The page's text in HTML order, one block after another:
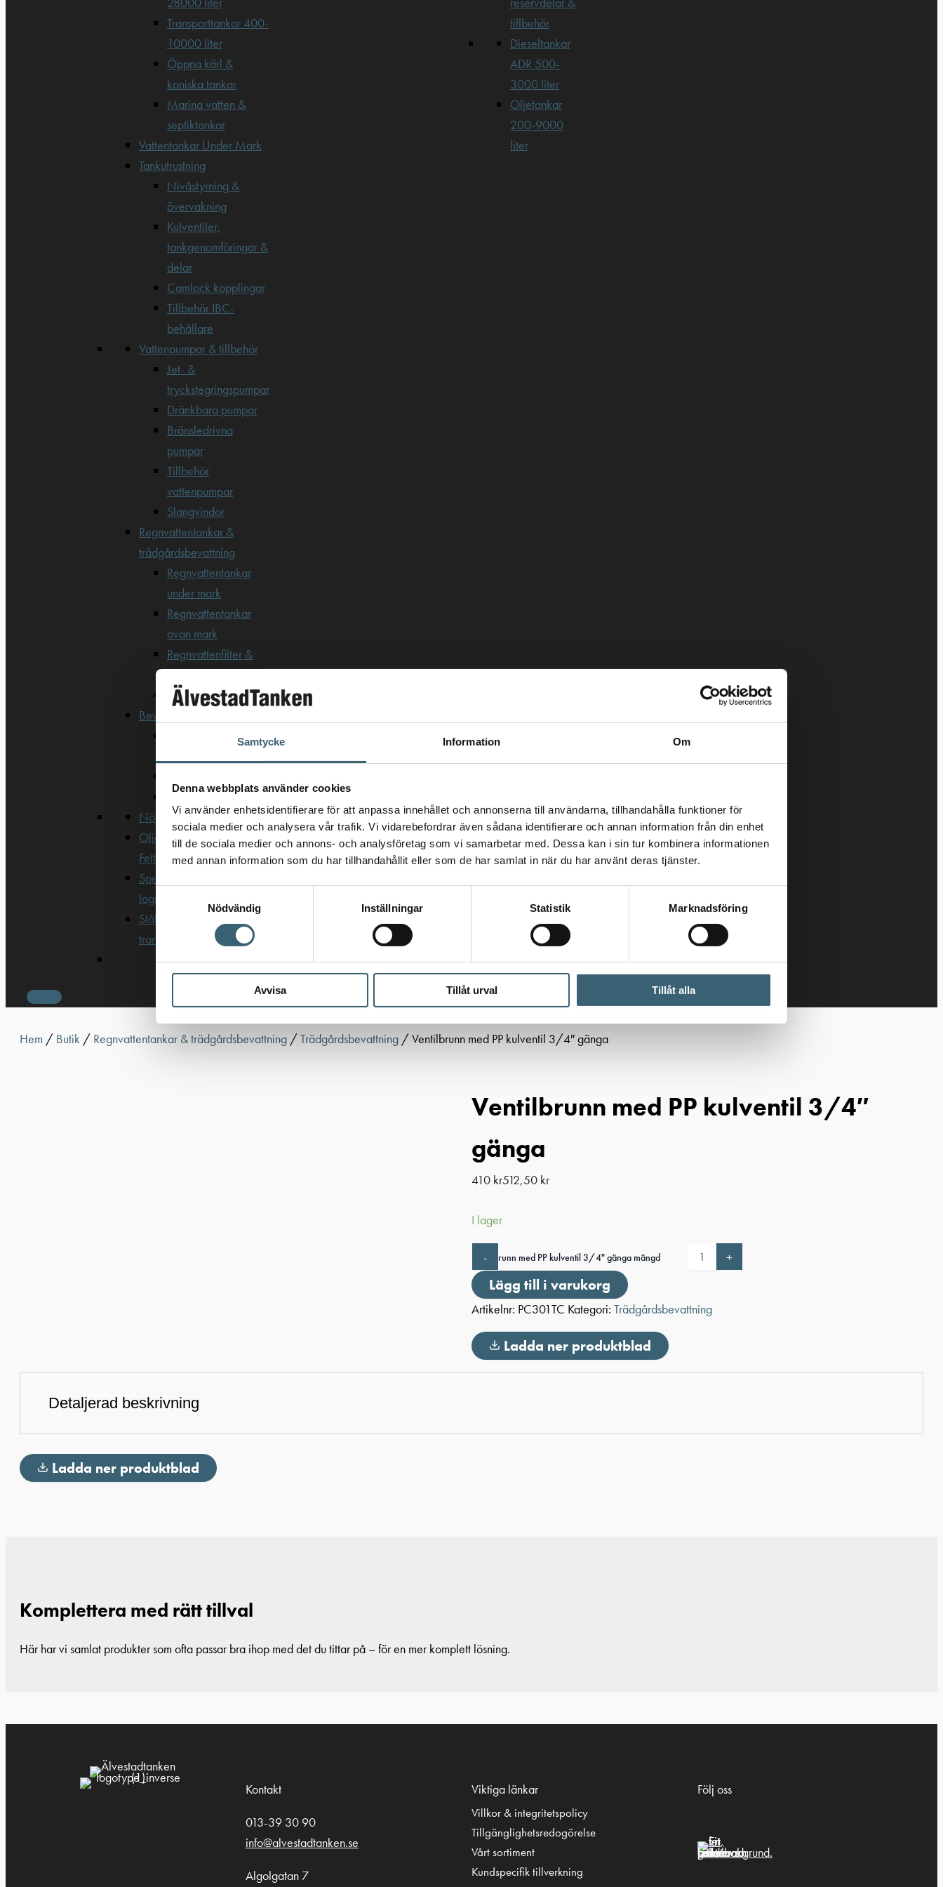
Samtycke Information Om
Denna webbplats använder cookies
Vi använder enhetsidentifierare för att anpassa innehållet och annonserna till användarna, tillhandahålla funktioner för
sociala medier och analysera vår trafik. Vi vidarebefordrar även sådana identifierare och annan information från din enhet
till de sociala medier och annons- och analysföretag som vi samarbetar med. Dessa kan i sin tur kombinera informationen
med annan information som du har tillhandahållit eller som de har samlat in när du har använt deras tjänster.
Nödvändig
Inställningar Statistik Marknadsföring
Avvisa Tillåt urval Tillåt alla
Transporttankar 400-
10000 liter
Öppna kärl &
koniska tankar
Marina vatten &
septiktankar
Vattentankar Under Mark
Tankutrustning
Nivåstyrning &
övervakning
Kulventiler,
tankgenomföringar &
delar
Camlock kopplingar
Tillbehör IBC-
behållare
Vattenpumpar & tillbehör
Jet- &
tryckstegringspumpar
Dränkbara pumpar
Bränsledrivna
pumpar
Tillbehör
vattenpumpar
Slangvindor
Regnvattentankar &
trädgårdsbevattning
Regnvattentankar
under mark
Regnvattentankar
ovan mark
Regnvattenfilter &
lövsilar
Trädgårdsbevattning
Bevattning & underhåll
Bufferttankar till
Vattenvagnar
Nödvattenutrustning
Oljeavskiljare &
Fettavskiljare
Specialsvetsade
lagringstankar
Ståltankar för lagring,
transport & process
tillbehör
Dieseltankar
ADR 500-
3000 liter
Oljetankar
200-9000
liter
Hem / Butik / Regnvattentankar & trädgårdsbevattning /Trädgårdsbevattning / Ventilbrunn med PP kulventil 3/4″ gänga
Ventilbrunn med PP kulventil 3/4″
gänga
410 kr512,50 kr
I lager
-
Ventilbrunn med PP kulventil 3/4" gänga mängd +
Lägg till i varukorg
Artikelnr: PC301TC Kategori: Trädgårdsbevattning
Ladda ner produktblad
Detaljerad beskrivning
Ladda ner produktblad
Komplettera med rätt tillval
Här har vi samlat produkter som ofta passar bra ihop med det du tittar på – för en mer komplett lösning.
Kontakt
013-39 30 90
info@alvestadtanken.se
Algolgatan 7
Viktiga länkar
Villkor & integritetspolicy
Tillgänglighetsredogörelse
Vårt sortiment
Kundspecifik tillverkning
Följ oss